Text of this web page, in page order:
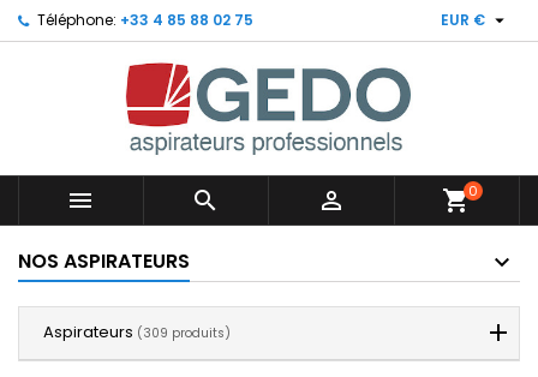
Téléphone: +33 4 85 88 02 75 EUR € 
   shopping_cart0
NOS ASPIRATEURS
Aspirateurs (309 produits)